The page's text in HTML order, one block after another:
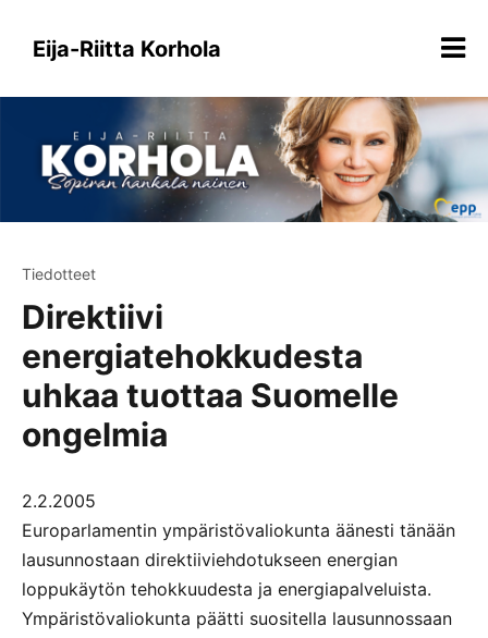
sisältöönEija-Riitta Korhola
Tiedotteet
Direktiivi
energiatehokkudesta
uhkaa tuottaa Suomelle
ongelmia
2.2.2005
Europarlamentin ympäristövaliokunta äänesti tänään
lausunnostaan direktiiviehdotukseen energian
loppukäytön tehokkuudesta ja energiapalveluista.
Ympäristövaliokunta päätti suositella lausunnossaan